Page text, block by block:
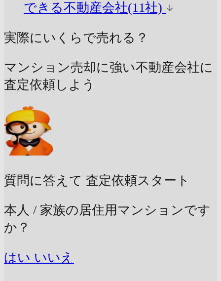
できる不動産会社(11社)
実際にいくらで売れる？
マンション売却に強い不動産会社に
査定依頼しよう
質問に答えて 査定依頼スタート
本人 / 家族の居住用マンションです
か？
はい いいえ